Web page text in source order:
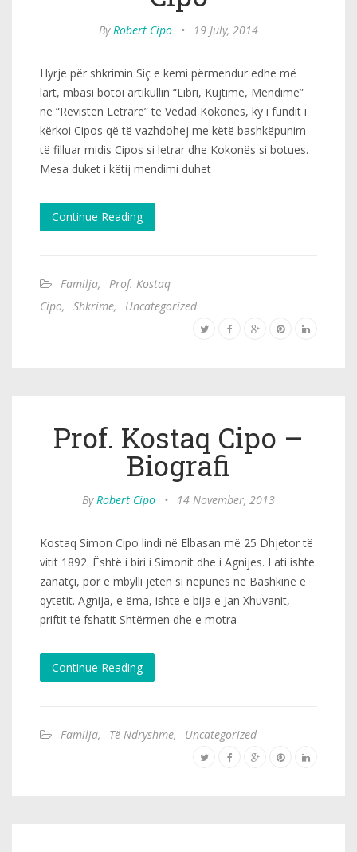
ByRobert Cipo • 19 July, 2014
Hyrje për shkrimin Siç e kemi përmendur edhe më
lart, mbasi botoi artikullin “Libri, Kujtime, Mendime”
në “Revistën Letrare” të Vedad Kokonës, ky i fundit i
kërkoi Cipos që të vazhdohej me këtë bashkëpunim
të filluar midis Cipos si letrar dhe Kokonës si botues.
Mesa duket i këtij mendimi duhet
Continue Reading
Familja,
Prof. Kostaq
Cipo, Shkrime, Uncategorized
Prof. Kostaq Cipo –
Biografi
ByRobert Cipo • 14 November, 2013
Kostaq Simon Cipo lindi në Elbasan më 25 Dhjetor të
vitit 1892. Është i biri i Simonit dhe i Agnijes. I ati ishte
zanatçi, por e mbylli jetën si nëpunës në Bashkinë e
qytetit. Agnija, e ëma, ishte e bija e Jan Xhuvanit,
priftit të fshatit Shtërmen dhe e motra
Continue Reading
Familja, Të Ndryshme, Uncategorized